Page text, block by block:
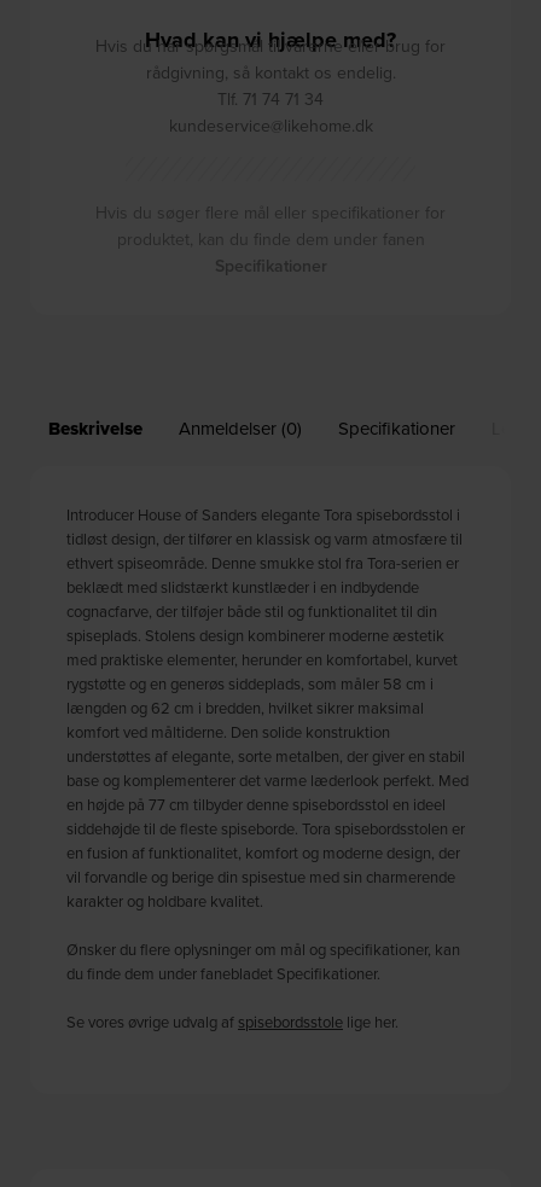
Beskrivelse Anmeldelser (0) Specifikationer
Introducer House of Sanders elegante Tora spisebordsstol i
tidløst design, der tilfører en klassisk og varm atmosfære til
ethvert spiseområde. Denne smukke stol fra Tora-serien er
beklædt med slidstærkt kunstlæder i en indbydende
cognacfarve, der tilføjer både stil og funktionalitet til din
spiseplads. Stolens design kombinerer moderne æstetik
med praktiske elementer, herunder en komfortabel, kurvet
rygstøtte og en generøs siddeplads, som måler 58 cm i
længden og 62 cm i bredden, hvilket sikrer maksimal
komfort ved måltiderne. Den solide konstruktion
understøttes af elegante, sorte metalben, der giver en stabil
base og komplementerer det varme læderlook perfekt. Med
en højde på 77 cm tilbyder denne spisebordsstol en ideel
siddehøjde til de fleste spiseborde. Tora spisebordsstolen er
en fusion af funktionalitet, komfort og moderne design, der
vil forvandle og berige din spisestue med sin charmerende
karakter og holdbare kvalitet.
Ønsker du flere oplysninger om mål og specifikationer, kan
du finde dem under fanebladet Specifikationer.
Se vores øvrige udvalg af spisebordsstole lige her.
Hvad kan vi hjælpe med?
Hvis du har spørgsmål til varerne eller brug for
rådgivning, så kontakt os endelig.
Tlf. 71 74 71 34
kundeservice@likehome.dk
Hvis du søger flere mål eller specifikationer for
produktet, kan du finde dem under fanen
Specifikationer